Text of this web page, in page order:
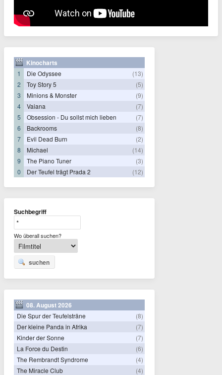
Kinocharts
1 Die Odyssee
(13)
2
Toy Story 5
(5)
3
Minions & Monster
(9)
4
Vaiana
(7)
5
Obsession - Du sollst mich lieben
(7)
6
Backrooms
(8)
7
Evil Dead Burn
(2)
8
Michael
(14)
9
The Piano Tuner
(3)
0
Der Teufel trägt Prada 2 (12)
Suchbegriff
Wo überall suchen?
suchen
08. August 2026
Die Spur der Teufelsträne
(8)
Der kleine Panda in Afrika
(7)
Kinder der Sonne
(7)
La Force du Destin
(6)
The Rembrandt Syndrome
(4)
The Miracle Club
(4)